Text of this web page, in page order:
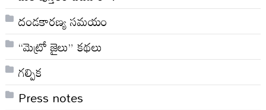
దండకారణ్య సమయం
“మెట్రో జైలు” కథలు
గల్పిక
Press notes